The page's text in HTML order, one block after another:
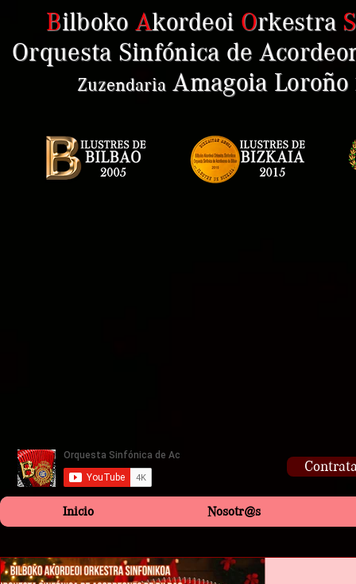
Inicio Nosotr@s
Bilboko Akordeoi Orkestra S
Orquesta Sinfónica de
Zuzendaria Amagoia Loroño